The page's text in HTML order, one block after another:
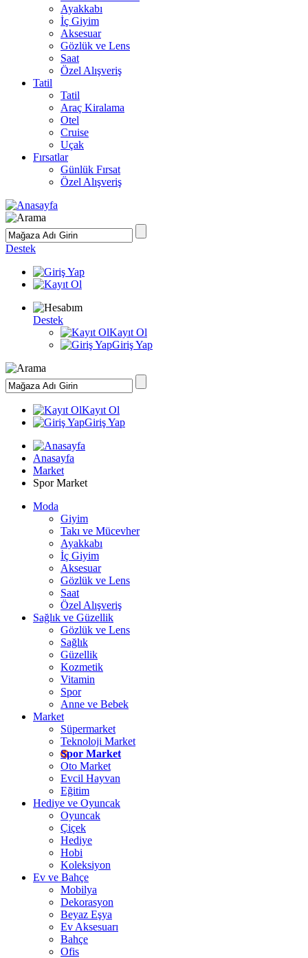
Ayakkabı
İç Giyim
Aksesuar
Gözlük ve Lens
Saat
Özel Alışveriş
Tatil
Tatil
Araç Kiralama
Otel
Cruise
Uçak
Fırsatlar
Günlük Fırsat
Özel Alışveriş
Destek
Destek
Kayıt Ol
Giriş Yap
Kayıt Ol
Giriş Yap
Anasayfa
Market
Spor Market
Moda
Giyim
Takı ve Mücevher
Ayakkabı
İç Giyim
Aksesuar
Gözlük ve Lens
Saat
Özel Alışveriş
Sağlık ve Güzellik
Gözlük ve Lens
Sağlık
Güzellik
Kozmetik
Vitamin
Spor
Anne ve Bebek
Market
Süpermarket
Teknoloji Market
Spor Market
Oto Market
Evcil Hayvan
Eğitim
Hediye ve Oyuncak
Oyuncak
Çiçek
Hediye
Hobi
Koleksiyon
Ev ve Bahçe
Mobilya
Dekorasyon
Beyaz Eşya
Ev Aksesuarı
Bahçe
Ofis